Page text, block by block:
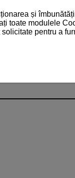
și
toate modulele
pentru a